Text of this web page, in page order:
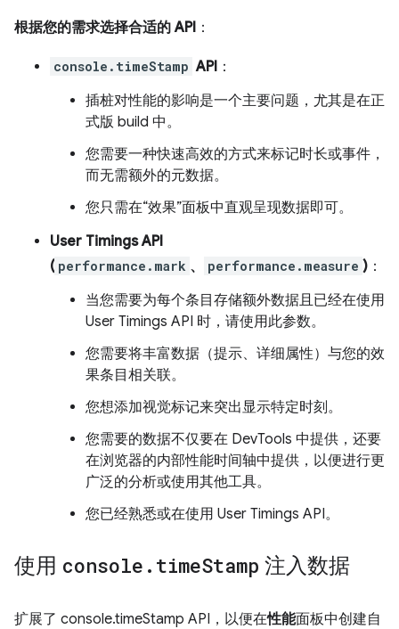
根据您的需求选择合适的 API ：
console.timeStamp API ：
插桩对性能的影响是一个主要问题，尤其是在正
式版 build 中。
您需要一种快速高效的方式来标记时长或事件，
而无需额外的元数据。
您只需在“效果”面板中直观呈现数据即可。
User Timings API
( performance.mark 、 performance.measure ) ：
当您需要为每个条目存储额外数据且已经在使用
User Timings API 时，请使用此参数。
您需要将丰富数据（提示、详细属性）与您的效
果条目相关联。
您想添加视觉标记来突出显示特定时刻。
您需要的数据不仅要在 DevTools 中提供，还要
在浏览器的内部性能时间轴中提供，以便进行更
广泛的分析或使用其他工具。
您已经熟悉或在使用 User Timings API。
使用 console . timeStamp 注入数据
扩展了 console.timeStamp API，以便在性能面板中创建自